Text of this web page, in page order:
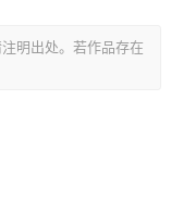
明出处。若作品存在